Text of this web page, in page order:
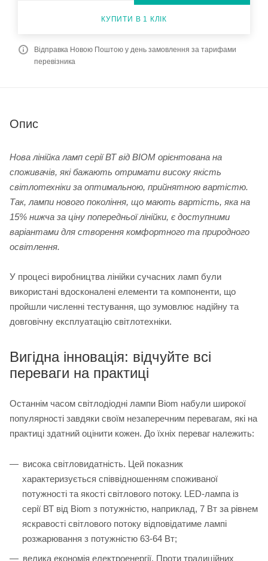
КУПИТИ В 1 КЛІК
Відправка Новою Поштою у день замовлення за тарифами
перевізника
Опис
Нова лінійка ламп серії ВТ від BIOM орієнтована на
споживачів, які бажають отримати високу якість
світлотехніки за оптимальною, прийнятною вартістю.
Так, лампи нового покоління, що мають вартість, яка на
15% нижча за ціну попередньої лінійки, є доступними
варіантами для створення комфортного та природного
освітлення.
У процесі виробництва лінійки сучасних ламп були
використані вдосконалені елементи та компоненти, що
пройшли численні тестування, що зумовлює надійну та
довговічну експлуатацію світлотехніки.
Вигідна інновація: відчуйте всі
переваги на практиці
Останнім часом світлодіодні лампи Biom набули широкої
популярності завдяки своїм незаперечним перевагам, які на
практиці здатний оцінити кожен. До їхніх переваг належить:
висока світловидатність. Цей показник
характеризується співвідношенням споживаної
потужності та якості світлового потоку. LED-лампа із
серії ВТ від Biom з потужністю, наприклад, 7 Вт за рівнем
яскравості світлового потоку відповідатиме лампі
розжарювання з потужністю 63-64 Вт;
велика економія електроенергії. Проти традиційних